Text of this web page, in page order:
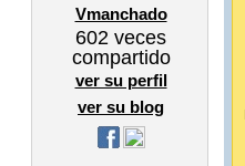
Vmanchado
602 veces
compartido
ver su perfil
ver su blog